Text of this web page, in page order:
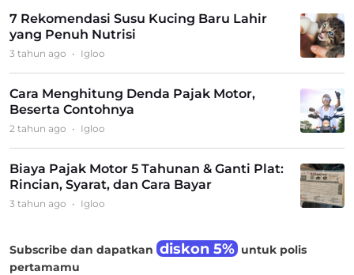
7 Rekomendasi Susu Kucing Baru Lahir
yang Penuh Nutrisi
3 tahun ago • Igloo
Cara Menghitung Denda Pajak Motor,
Beserta Contohnya
2 tahun ago • Igloo
Biaya Pajak Motor 5 Tahunan & Ganti Plat:
Rincian, Syarat, dan Cara Bayar
3 tahun ago • Igloo
Subscribe dan dapatkan diskon 5% untuk polis
pertamamu